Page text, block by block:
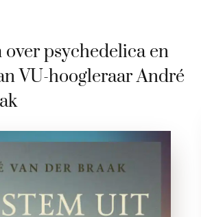
over psychedelica en
VU-hoogleraar André